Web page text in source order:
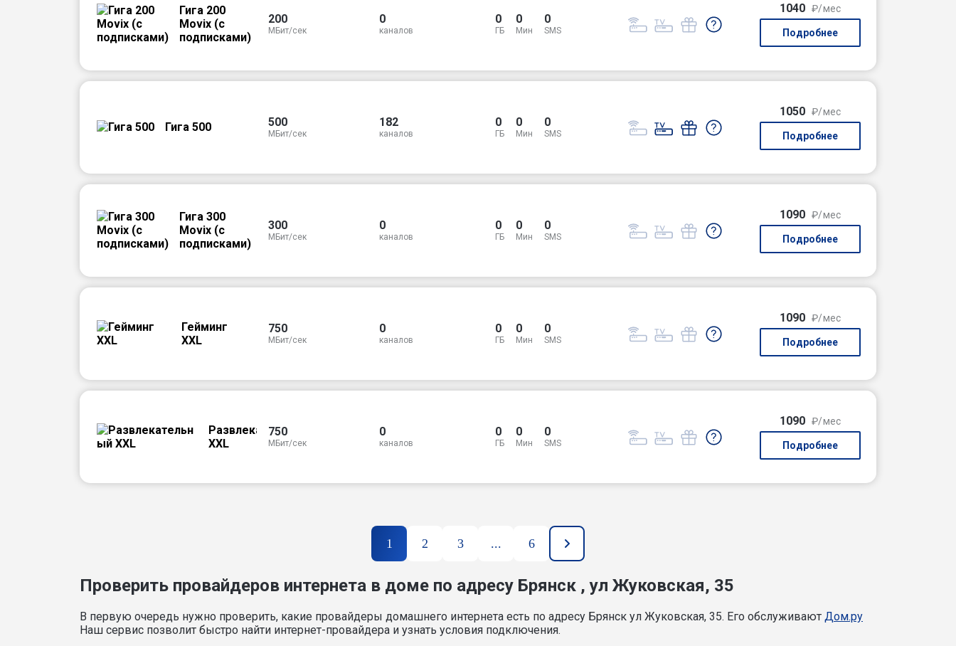
Гига 200
Movix (с
подписками)
200
МБит/сек
0
каналов
0
ГБ
0
Мин
0
SMS
1040 ₽/мес
Подробнее
Гига 500 500
МБит/сек
182
каналов
0
ГБ
0
Мин
0
SMS
1050 ₽/мес
Подробнее
Гига 300
Movix (с
подписками)
300
МБит/сек
0
каналов
0
ГБ
0
Мин
0
SMS
1090 ₽/мес
Подробнее
Гейминг
XXL
750
МБит/сек
0
каналов
0
ГБ
0
Мин
0
SMS
1090 ₽/мес
Подробнее
Развлекательный
XXL
750
МБит/сек
0
каналов
0
ГБ
0
Мин
0
SMS
1090 ₽/мес
Подробнее
1 2 3 ... 6
Проверить провайдеров интернета в доме по адресу Брянск , ул Жуковская, 35
В первую очередь нужно проверить, какие провайдеры домашнего интернета есть по адресу Брянск ул Жуковская, 35. Его обслуживают Дом.ру
Наш сервис позволит быстро найти интернет-провайдера и узнать условия подключения.